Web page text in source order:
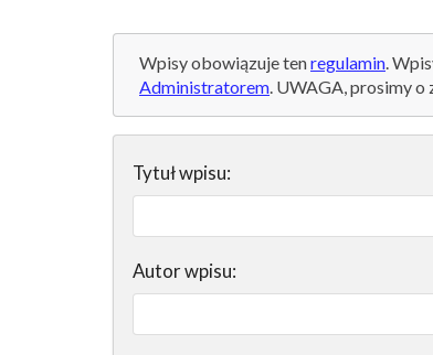
Wpisy obowiązuje tenregulamin .
Administratorem . UWAGA, prosimy
Tytuł wpisu:
Autor wpisu: